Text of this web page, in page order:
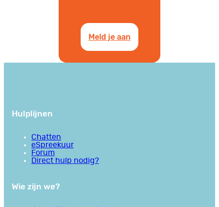
Meld je aan
Hulplijnen
Chatten
eSpreekuur
Forum
Direct hulp nodig?
Wie zijn we?